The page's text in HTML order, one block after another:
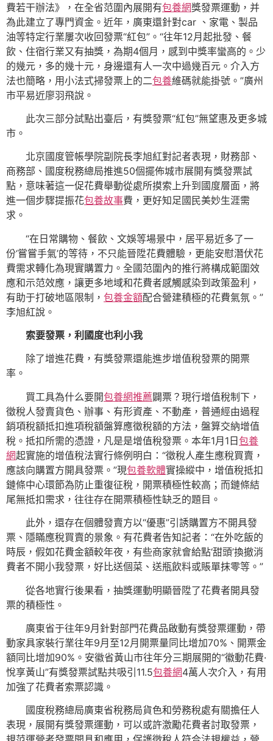
費若干辦法》，在全省范圍內展開有包養網獎發票運動，并
為此建立了專門資金。近年，廣東還針對car 、家電、製品
油等特定行業屢次收回發票“紅包”。“往年12月起批發、餐
飲、住宿行業又有抽獎，為期4個月，感到中獎率蠻高的。少
的幾元，多的幾十元，身邊還有人一次中過幾百元。介入方
法也簡略，用小法式掃發票上的二包養維碼就能掛號。”廣州
市平易近廖羽飛說。
此次三部分試點出臺后，有獎發票“紅包”無望惠及更多城
市。
北京國度管帳學院副院長李旭紅對記者表現，財務部、
商務部、國度稅務總局推進50個擺佈城市展開有獎發票試
點，意味著這一促花費舉動從處所摸索上升到國度層面，將
進一個步驟提振花包養故事費，更好知足國民美妙生涯需
求。
“在日常購物、餐飲、文娛等場景中，居平易近多了一
份‘嘗嘗手氣’的等待，不只能晉陞花費體驗，更能安慰潛伏花
費需求轉化為現實購置力。全國范圍內的推行將構成範圍效
應和示范效應，讓更多地域和花費者感觸感染到政策盈利，
有助于打破地區限制， 包養金額配合營建積極的花費氣氛。”
李旭紅說。
索要發票，利國度也利小我
除了增進花費，有獎發票還能進步增值稅發票的開票
率。
買工具為什么要開包養網推薦闢票？現行增值稅制下，
徵稅人發賣貨色、辦事、有形資產、不動產，普通經由過程
銷項稅額抵扣進項稅額盤算應徵稅額的方法，盤算交納增值
稅。抵扣所需的憑證，凡是是增值稅發票。本年1月1日包養
網起實施的增值稅法實行條例明白：“徵稅人產生應稅買賣，
應該向購置方開具發票。”現包養軟體實操縱中，增值稅抵扣
鏈條中心環節為防止重復征稅，開票積極性較高；而鏈條結
尾無抵扣需求，往往存在開票積極性缺乏的題目。
此外，還存在個體發賣方以“優惠”引誘購置方不開具發
票、隱瞞應稅買賣的景象。有花費者告知記者：“在外吃飯的
時辰，假如花費金額較年夜，有些商家就會給點‘甜頭’換撤消
費者不開小我發票，好比送個菜、送瓶飲料或賬單抹零等。”
從各地實行後果看，抽獎運動明顯晉陞了花費者開具發
票的積極性。
廣東省于往年9月針對部門花費品啟動有獎發票運動，帶
動家具家裝行業往年9月至12月開票量同比增加70%、開票金
額同比增加90%。安徽省黃山市往年分三期展開的“徽動花費·
悅享黃山”有獎發票試點共吸引11.5包養網4萬人次介入，有用
加強了花費者索票認識。
國度稅務總局廣東省稅務局貨色和勞務稅處有關擔任人
表現，展開有獎發票運動，可以或許激勵花費者討取發票，